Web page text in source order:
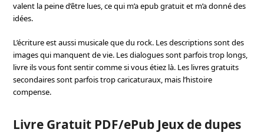
valent la peine d’être lues, ce qui m’a epub gratuit et m’a donné des
idées.
L’écriture est aussi musicale que du rock. Les descriptions sont des
images qui manquent de vie. Les dialogues sont parfois trop longs,
livre ils vous font sentir comme si vous étiez là. Les livres gratuits
secondaires sont parfois trop caricaturaux, mais l’histoire
compense.
Livre Gratuit PDF/ePub Jeux de dupes